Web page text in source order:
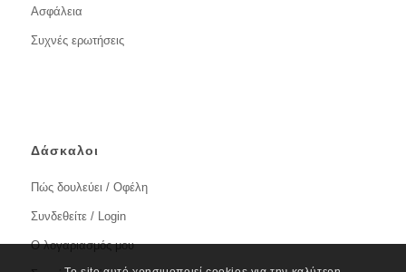
Ασφάλεια
Συχνές ερωτήσεις
Δάσκαλοι
Πώς δουλεύει / Οφέλη
Συνδεθείτε / Login
Ο λογαριασμός μου